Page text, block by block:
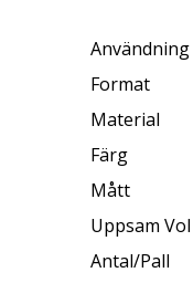
Användning
Format
Material
Färg
Mått
Uppsam Vol
Antal/Pall